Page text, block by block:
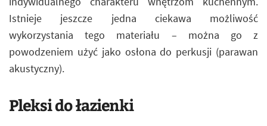
Istnieje jeszcze jedna ciekawa możliwość
wykorzystania tego materiału – można go z
powodzeniem użyć jako osłona do perkusji (parawan
akustyczny).
Pleksi do łazienki